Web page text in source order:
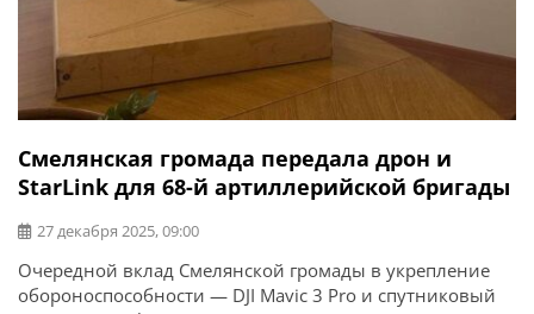
Смелянская громада передала дрон и
StarLink для 68-й артиллерийской бригады
27 декабря 2025, 09:00
Очередной вклад Смелянской громады в укрепление
обороноспособности — DJI Mavic 3 Pro и спутниковый